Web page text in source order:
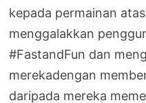
kepada permainan
menggalakkan
#FastandFun dan
merekadengan
daripada mereka